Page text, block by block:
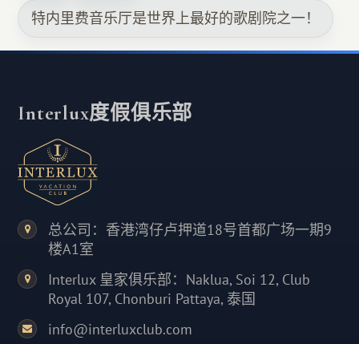
特内里费音乐厅是世界上最好的歌剧院之一！
Interlux度假俱乐部
总公司：香港湾仔卢押道18号首都广场一期9
楼A1室
Interlux 皇家俱乐部：Naklua, Soi 12, Club
Royal 107, Chonburi Pattaya, 泰国
info@interluxclub.com